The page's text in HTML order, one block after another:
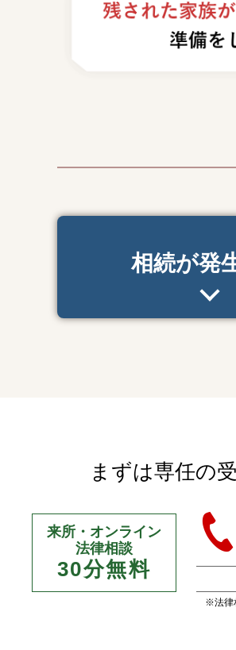
相続が発
まずは専任の
来所・オンライン
法律相談
30分無料
※法律